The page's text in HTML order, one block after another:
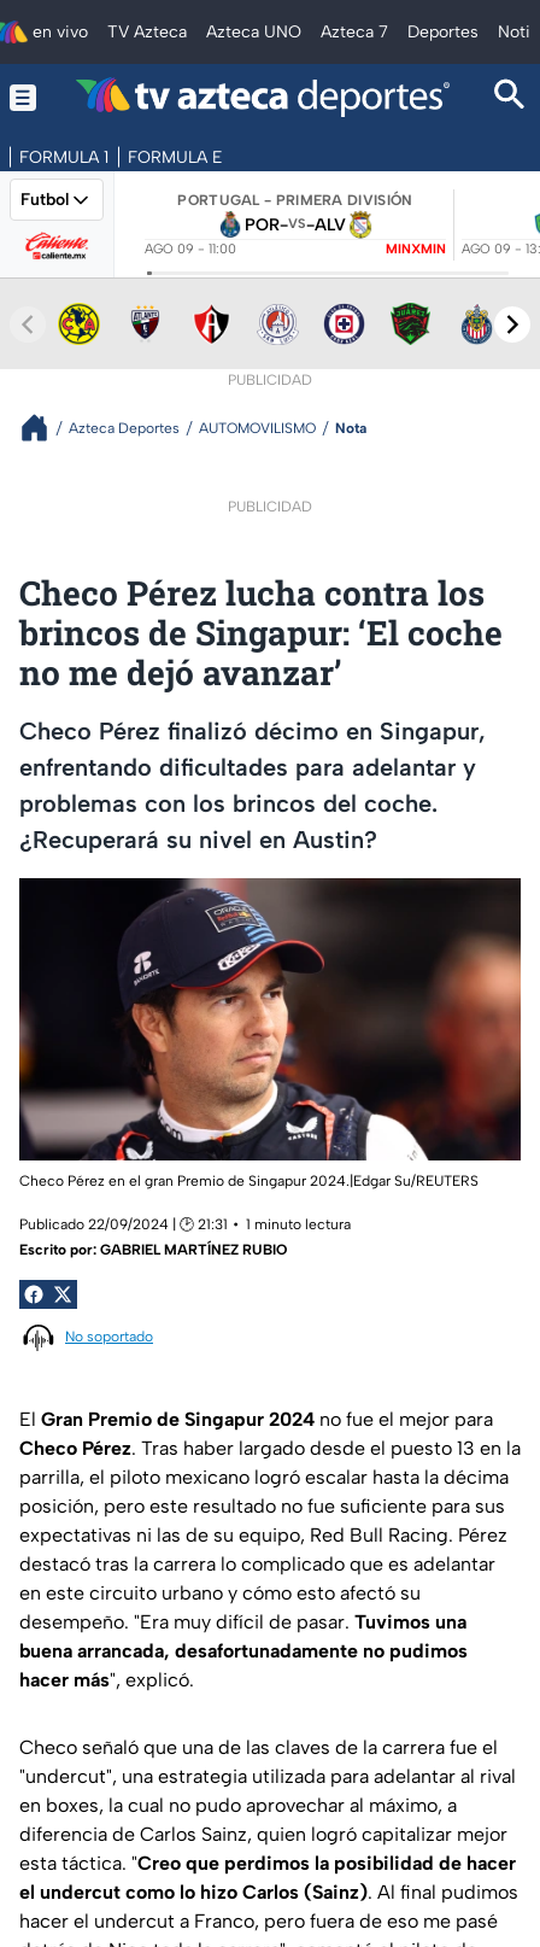
en vivo TV Azteca Azteca UNO Azteca 7 Deportes
FORMULA 1 FORMULA E
Futbol PORTUGAL - PRIMERA DIVISIÓN
POR-VS-ALV
AGO 09 - 11:00 MINXMIN AGO 09 -
PUBLICIDAD
Azteca Deportes AUTOMOVILISMO Nota
PUBLICIDAD
Checo Pérez lucha contra los
brincos de Singapur: ‘El coche
no me dejó avanzar’
Checo Pérez finalizó décimo en Singapur,
enfrentando dificultades para adelantar y
problemas con los brincos del coche.
¿Recuperará su nivel en Austin?
Checo Pérez en el gran Premio de Singapur 2024.|Edgar Su/REUTERS
Publicado 22/09/2024 | 🕑 21:31
1 minuto lectura
Escrito por: GABRIEL MARTÍNEZ RUBIO
No soportado
El Gran Premio de Singapur 2024 no fue el mejor para
Checo Pérez. Tras haber largado desde el puesto 13 en la
parrilla, el piloto mexicano logró escalar hasta la décima
posición, pero este resultado no fue suficiente para sus
expectativas ni las de su equipo, Red Bull Racing. Pérez
destacó tras la carrera lo complicado que es adelantar
en este circuito urbano y cómo esto afectó su
desempeño. "Era muy difícil de pasar. Tuvimos una
buena arrancada, desafortunadamente no pudimos
hacer más", explicó.
Checo señaló que una de las claves de la carrera fue el
"undercut", una estrategia utilizada para adelantar al rival
en boxes, la cual no pudo aprovechar al máximo, a
diferencia de Carlos Sainz, quien logró capitalizar mejor
esta táctica. "Creo que perdimos la posibilidad de hacer
el undercut como lo hizo Carlos (Sainz). Al final pudimos
hacer el undercut a Franco, pero fuera de eso me pasé